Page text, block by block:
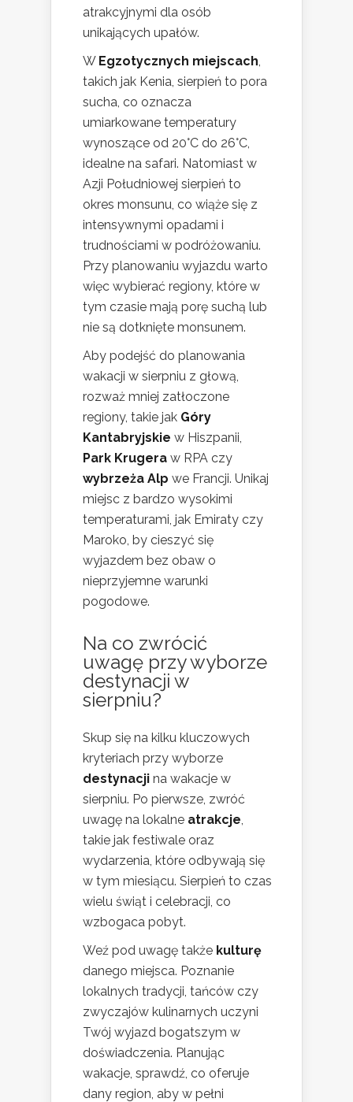
atrakcyjnymi dla osób
unikających upałów.
W Egzotycznych miejscach
takich jak Kenia, sierpień to pora
sucha, co oznacza
umiarkowane temperatury
wynoszące od 20°C do 26°C,
idealne na safari. Natomiast w
Azji Południowej sierpień to
okres monsunu, co wiąże się z
intensywnymi opadami i
trudnościami w podróżowaniu.
Przy planowaniu wyjazdu warto
więc wybierać regiony, które w
tym czasie mają porę suchą lub
nie są dotknięte monsunem.
Aby podejść do planowania
wakacji w sierpniu z głową,
rozważ mniej zatłoczone
regiony, takie jak Góry
Kantabryjskie w Hiszpanii,
Park Krugera w RPA czy
wybrzeża Alp we Francji. Unikaj
miejsc z bardzo wysokimi
temperaturami, jak Emiraty czy
Maroko, by cieszyć się
wyjazdem bez obaw o
nieprzyjemne warunki
pogodowe.
Na co zwrócić
uwagę przy wyborze
destynacji w
sierpniu?
Skup się na kilku kluczowych
kryteriach przy wyborze
destynacji na wakacje w
sierpniu. Po pierwsze, zwróć
uwagę na lokalne atrakcje
takie jak festiwale oraz
wydarzenia, które odbywają się
w tym miesiącu. Sierpień to czas
wielu świąt i celebracji, co
wzbogaca pobyt.
Weź pod uwagę także kulturę
danego miejsca. Poznanie
lokalnych tradycji, tańców czy
zwyczajów kulinarnych uczyni
Twój wyjazd bogatszym w
doświadczenia. Planując
wakacje, sprawdź, co oferuje
dany region, aby w pełni